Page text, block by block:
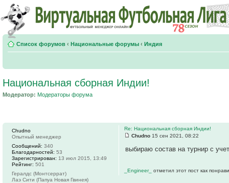
Список форумов ‹ Национальные форумы ‹ Индия
Национальная сборная Индии!
Модератор: Модераторы форума
Re: Национальная сборная Индии!
Chudno 15 сен 2021, 08:22
выбираю состав на турнир с
_Engineer_ отметил этот пост как
Chudno
Опытный менеджер
Сообщений: 340
Благодарностей: 53
Зарегистрирован: 13 июл 2015, 13:49
Рейтинг: 501
Гералдс (Монтсеррат)
Лаэ Сити (Папуа Новая Гвинея)